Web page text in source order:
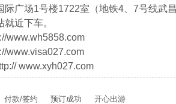
广场1号楼1722室（地铁4、7号线武
近下车。
www.wh5858.com
www.visa027.com
www.xyh027.com
付款/签约 预订成功 开心出游